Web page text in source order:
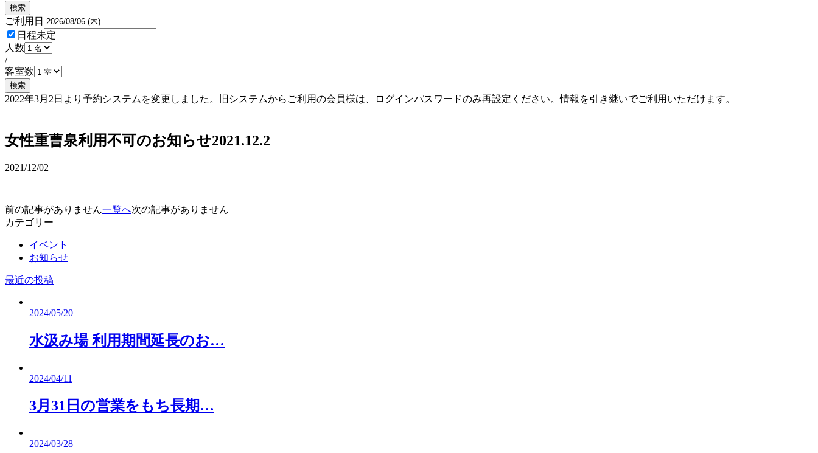
検索
ご利用日
日程未定
人数
/
客室数
検索
2022年3月2日より予約システムを変更しました。旧システムからご利用の会員様は、ログインパスワードのみ再設定ください。情報を引き継いでご利用いただけます。
女性重曹泉利用不可のお知らせ2021.12.2
2021/12/02
前の記事がありません一覧へ次の記事がありません
カテゴリー
イベント
お知らせ
最近の投稿
2024/05/20
水汲み場 利用期間延長のお…
2024/04/11
3月31日の営業をもち長期…
2024/03/28